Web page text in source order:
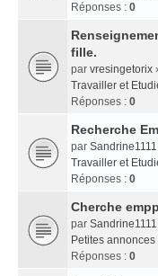
Réponses : 0
fille.
par vresingetorix
Travailler et
Réponses : 0
Recherche
par Sandrine1111
Travailler et
Réponses : 0
Cherche
par Sandrine1111
Petites annonces
Réponses : 0